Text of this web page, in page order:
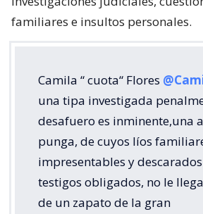
familiares e insultos personales.
Camila “ cuota“ Flores
una tipa investigada
desafuero es inminente,una
punga, de cuyos líos
impresentables y
testigos obligados, no le
de un zapato de la gran